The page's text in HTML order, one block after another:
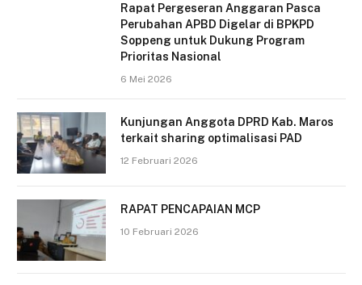
Rapat Pergeseran Anggaran Pasca
Perubahan APBD Digelar di BPKPD
Soppeng untuk Dukung Program
Prioritas Nasional
6 Mei 2026
Kunjungan Anggota DPRD Kab. Maros
terkait sharing optimalisasi PAD
12 Februari 2026
RAPAT PENCAPAIAN MCP
10 Februari 2026